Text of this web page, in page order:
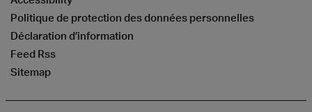
Politique de protection des données personnelles
Déclaration d’information
Feed Rss
Sitemap